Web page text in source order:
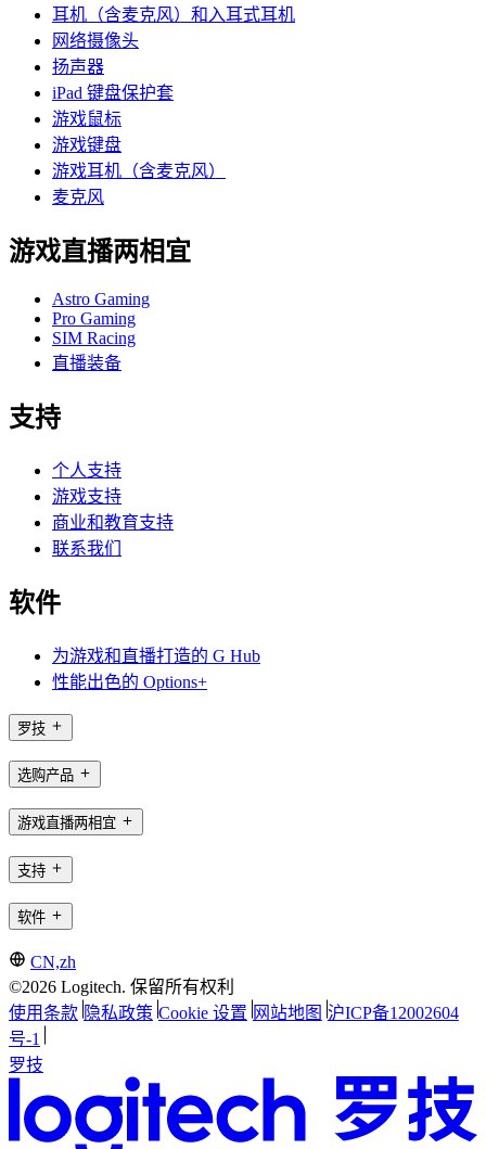
耳机（含麦克风）和入耳式耳机
网络摄像头
扬声器
iPad 键盘保护套
游戏鼠标
游戏键盘
游戏耳机（含麦克风）
麦克风
游戏直播两相宜
Astro Gaming
Pro Gaming
SIM Racing
直播装备
支持
个人支持
游戏支持
商业和教育支持
联系我们
软件
为游戏和直播打造的 G Hub
性能出色的 Options+
罗技
选购产品
游戏直播两相宜
支持
软件
CN,zh
©2026 Logitech. 保留所有权利
使用条款 隐私政策 Cookie 设置 网站地图 沪ICP备12002604
号-1
罗技